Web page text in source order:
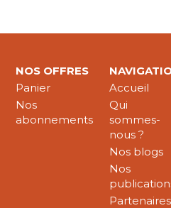
NOS OFFRES
Panier
Nos
abonnements
Accueil
Qui
sommes-
nous ?
Nos blogs
Nos
Partenaires